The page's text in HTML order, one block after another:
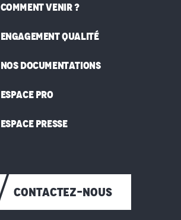
COMMENT VENIR ?
ENGAGEMENT QUALITÉ
NOS DOCUMENTATIONS
ESPACE PRO
ESPACE PRESSE
CONTACTEZ-NOUS